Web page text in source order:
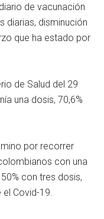
de vacunación
diarias, disminución
que ha estado por
de Salud del 29
una dosis, 70,6%
por recorrer
con una
con tres dosis,
Covid-19.